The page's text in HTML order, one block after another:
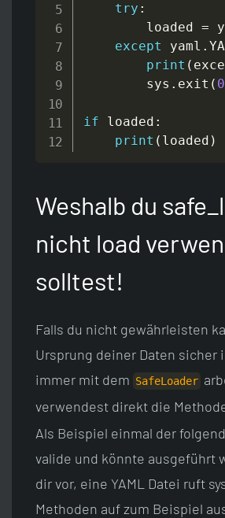
try :
        loaded
=
except yaml .
print (
        sys
. exit ( 0
if loaded :
print ( loaded )
Weshalb du
nicht load
solltest!
Falls du nicht gewährleisten
Ursprung deiner Daten sicher
immer mit dem SafeLoader
verwendest direkt die
Als Beispiel einmal der
valide und könnte ausgeführt
dir vor, eine YAML Datei ruft
Methoden auf zum Beispiel